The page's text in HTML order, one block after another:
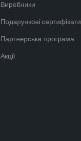
Виробники
Подарункові сертифікати
Партнерська програма
Акції